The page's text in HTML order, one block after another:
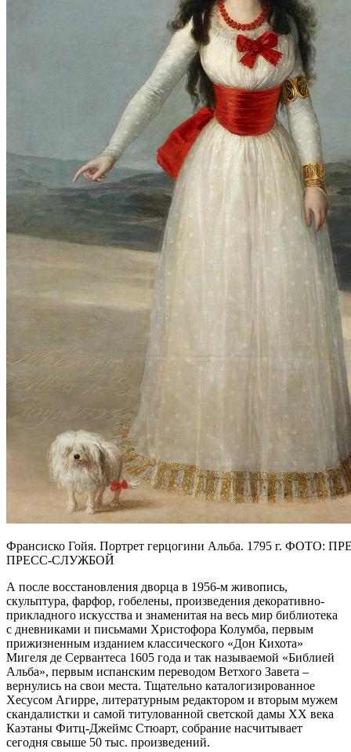
Франсиско Гойя. Портрет герцогини Альба. 1795 г. ФОТО:
ПРЕСС-СЛУЖБОЙ
А после восстановления дворца в 1956-м живопись,
скульптура, фарфор, гобелены, произведения декоративно-
прикладного искусства и знаменитая на весь мир библиотека
с дневниками и письмами Христофора Колумба, первым
прижизненным изданием классического «Дон Кихота»
Мигеля де Сервантеса 1605 года и так называемой «Библией
Альба», первым испанским переводом Ветхого Завета –
вернулись на свои места. Тщательно каталогизированное
Хесусом Агирре, литературным редактором и вторым мужем
скандалистки и самой титулованной светской дамы XX века
Каэтаны Фитц-Джеймс Стюарт, собрание насчитывает
сегодня свыше 50 тыс. произведений.